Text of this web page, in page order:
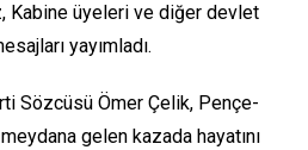
Kabine üyeleri ve diğer devlet
yayımladı.
Sözcüsü Ömer Çelik, Pençe-
gelen kazada hayatını